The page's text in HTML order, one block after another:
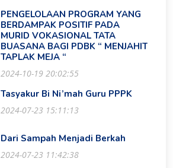
PENGELOLAAN PROGRAM YANG
BERDAMPAK POSITIF PADA
MURID VOKASIONAL TATA
BUASANA BAGI PDBK “ MENJAHIT
TAPLAK MEJA “
2024-10-19 20:02:55
Tasyakur Bi Ni’mah Guru PPPK
2024-07-23 15:11:13
Dari Sampah Menjadi Berkah
2024-07-23 11:42:38